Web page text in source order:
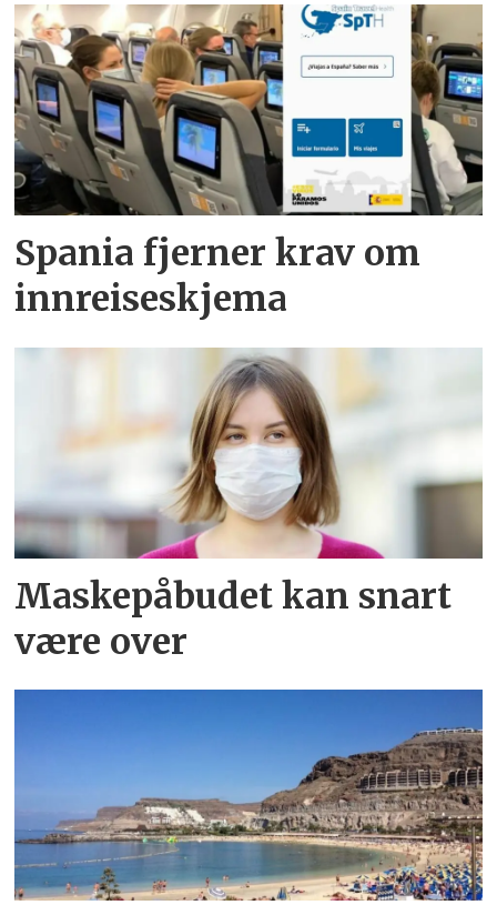
Spania fjerner krav om
innreiseskjema
Maskepåbudet kan snart
være over